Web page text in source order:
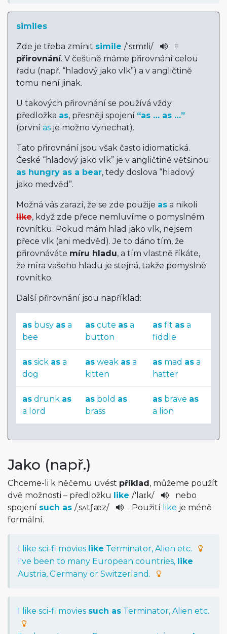
similes
Zde je třeba zmínit simile /'sɪmɪli/
=
přirovnání. V češtině máme přirovnání celou
řadu (např. “hladový jako vlk”) a v angličtině
tomu není jinak.
U takových přirovnání se používá vždy
předložka as, přesněji spojení “as … as …”
(první as je možno vynechat).
Tato přirovnání jsou však často idiomatická.
České “hladový jako vlk” je v angličtině většinou
as hungry as a bear, tedy doslova “hladový
jako medvěd”.
Možná vás zarazí, že se zde použije as a nikoli
like, když zde přece nemluvíme o pomyslném
rovnítku. Pokud mám hlad jako vlk, nejsem
přece vlk (ani medvěd). Je to dáno tím, že
přirovnáváte míru hladu, a tím vlastně říkáte,
že míra vašeho hladu je stejná, takže pomyslné
rovnítko.
Další přirovnání jsou například:
as busy as a
bee
as cute as a
button
as fit as a
fiddle
as sick as a
dog
as weak as a
kitten
as mad as a
hatter
as drunk as
a lord
as bold as
brass
as brave as
a lion
Jako (např.)
Chceme-li k něčemu uvést příklad, můžeme použít
dvě možnosti – předložku like /'laɪk/
nebo
spojení such as /ˌsʌtʃ'æz/ . Použití like je méně
formální.
I like sci-fi movies like Terminator, Alien etc.
I've been to many European countries, like
Austria, Germany or Switzerland.
I like sci-fi movies such as Terminator, Alien etc.